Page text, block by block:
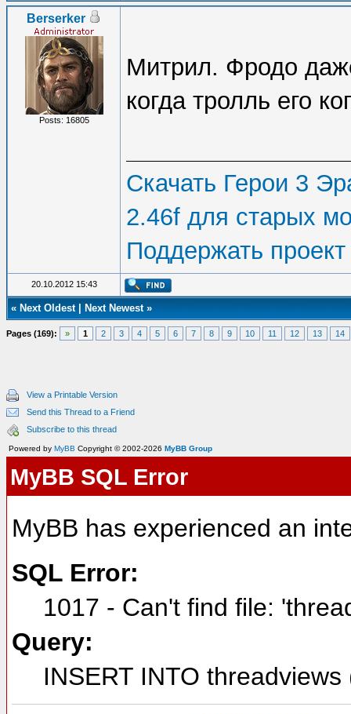
Berserker
Posts: 16805
Митрил. Фродо
когда тролль его
Скачать Герои 3
2.46f для старых
Поддержать проект
20.10.2012 15:43
« Next Oldest| Next Newest»
Pages (169): » 1 2 3 4 5 6 7 8 9 10 11 12 13 14
View a Printable Version
Send this Thread to a Friend
Subscribe to this thread
Powered by MyBB Copyright © 2002-2026 MyBB Group
MyBB SQL Error
MyBB has experienced an
SQL Error:
1017 - Can't find file:
Query:
INSERT INTO